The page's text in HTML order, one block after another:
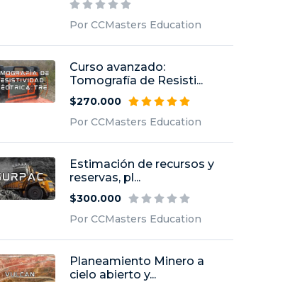
Por CCMasters Education
Curso avanzado:
Tomografía de Resisti...
$270.000
Por CCMasters Education
Estimación de recursos y
reservas, pl...
$300.000
Por CCMasters Education
Planeamiento Minero a
cielo abierto y...